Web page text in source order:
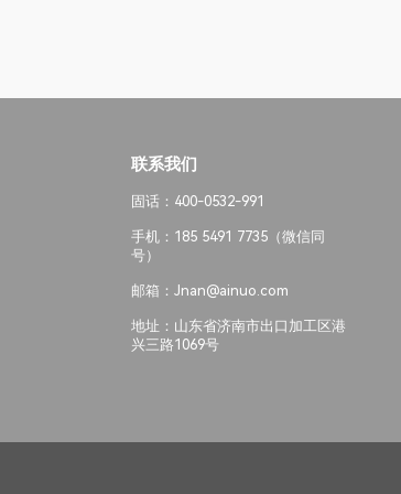
联系我们
固话：400-0532-991
手机：185 5491 7735（微信同
号）
邮箱：Jnan@ainuo.com
地址：山东省济南市出口加工区港
兴三路1069号